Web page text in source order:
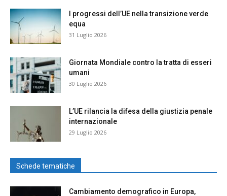
I progressi dell’UE nella transizione verde
equa
31 Luglio 2026
Giornata Mondiale contro la tratta di esseri
umani
30 Luglio 2026
L’UE rilancia la difesa della giustizia penale
internazionale
29 Luglio 2026
Schede tematiche
Cambiamento demografico in Europa,